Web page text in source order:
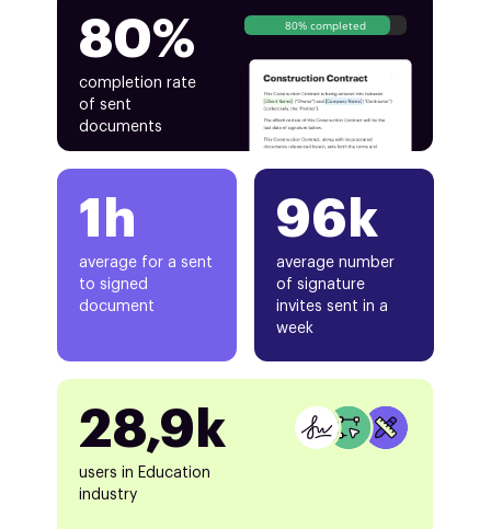
80%
completion rate
of sent
documents
80% completed
1h
average for a sent
to signed
document
96k
average number
of signature
invites sent in a
week
28,9k
users in Education
industry